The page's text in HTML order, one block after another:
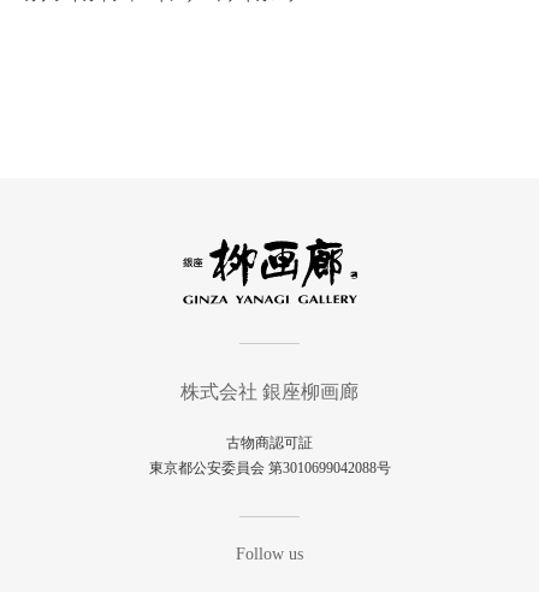
株式会社 銀座柳画廊
古物商認可証
東京都公安委員会 第3010699042088号
Follow us